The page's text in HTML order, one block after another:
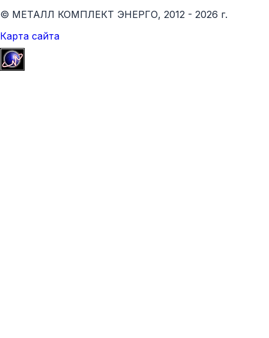
© МЕТАЛЛ КОМПЛЕКТ ЭНЕРГО, 2012 - 2026 г.
Карта сайта